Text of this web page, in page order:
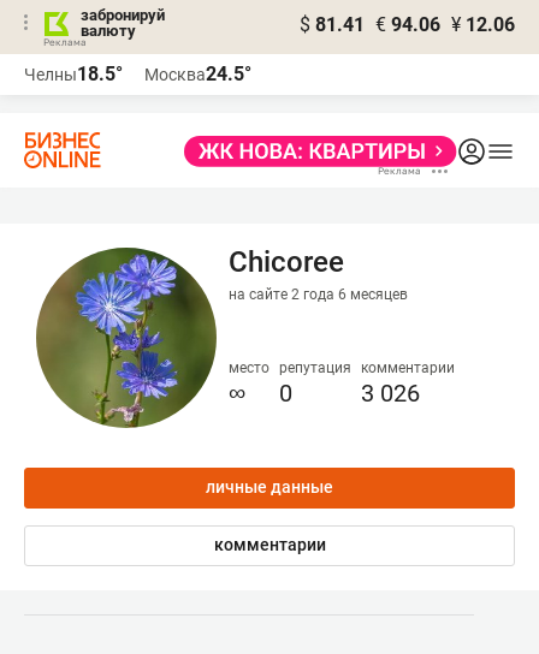
забронируй
валюту
$ 81.41 € 94.06 ¥ 12.06
Челны18.5° Москва24.5°
Chicoree
на сайте 2 года 6 месяцев
место
∞
репутация
0
комментарии
3 026
личные данные
комментарии